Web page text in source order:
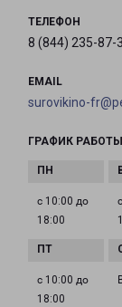
ТЕЛЕФОН
8 (844) 235-87-
EMAIL
surovikino-
ГРАФИК РАБОТЫ
с 10:00 до
18:00
с 10:00 до
18:00